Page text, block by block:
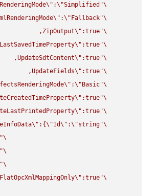
\"
\" :\"Simplified
\"
\" :\" Fallback
\"
ZipOutput\"
\"
\"
\"
UpdateSdtContent\"
\"
UpdateFields\"
\"
\" :\" Basic
\"
\"
\"
\"
\"
\" :{\"Id\" :\"string
\"
FlatOpcXmlMappingOnly\" :true}"